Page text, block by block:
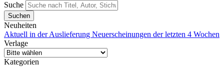
Suche
Neuheiten
Aktuell in der Auslieferung Neuerscheinungen der letzten 4 Wochen
Verlage
Kategorien